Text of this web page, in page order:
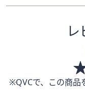
※QVCで、この商品